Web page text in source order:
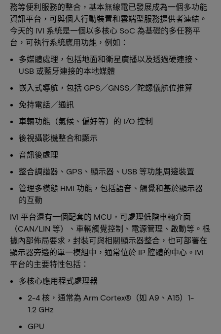
務等便利服務的整合，基本無線電已發展成為一個多功能
資訊平台，可與個人行動裝置和雲端型服務提供者連結。
今天的 IVI 系統是一個以多核心 SoC 為基礎的多任務平
台，可執行系統應用功能，例如：
多媒體處理，包括地面和衛星廣播以及透過硬連接、
USB 或藍牙連接的本地媒體
嵌入式導航，包括 GPS／GNSS／陀螺儀航位推算
免持電話／通訊
車輛功能（氣候、偏好等）的 I/O 控制
後視攝影機整合和顯示
音訊後處理
整合調諧器、GPS、顯示器、USB 等功能周邊裝置
管理多模態 HMI 功能，包括語音、觸覺和基於顯示器
的互動
IVI 平台還有一個配套的 MCU，可處理低階車輛介面
（CAN/LIN 等）、車輛觸覺控制、電源管理、啟動等。根
據內部佈局要求，封裝可與相關顯示器整合，也可部署在
顯示器旁邊的單一模組中，通常位於 IP 腔體的中心。IVI
平台的主要特性包括：
多核心應用程式處理器
2-4 核，通常為 Arm Cortex®（如 A9、A15）1-
1.2 GHz
GPU